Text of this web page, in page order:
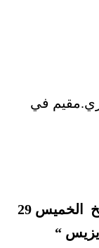
في
عن جريدة ” الأهرام ” الصادرة بتاريخ الخميس 29
“